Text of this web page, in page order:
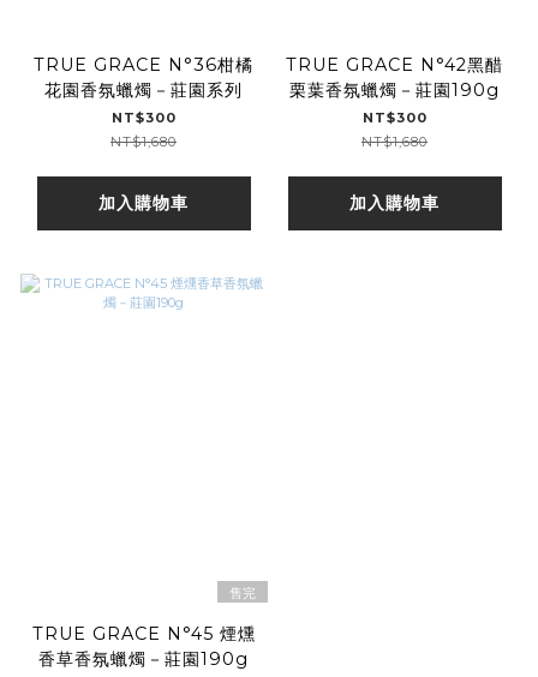
TRUE GRACE N°36柑橘
花園香氛蠟燭－莊園系列
NT$300
NT$1,680
加入購物車
TRUE GRACE N°42黑醋
栗葉香氛蠟燭－莊園190g
NT$300
NT$1,680
加入購物車
售完
TRUE GRACE N°45 煙燻
香草香氛蠟燭－莊園190g